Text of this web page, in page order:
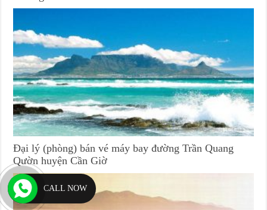
Đại lý (phòng) bán vé máy bay đường Trần Quang
Qườn huyện Cần Giờ
CALL NOW